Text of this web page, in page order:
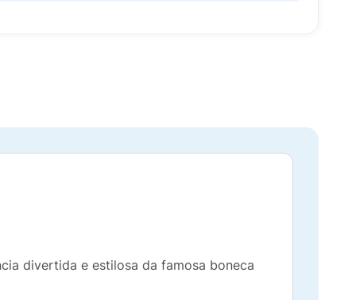
divertida e estilosa da famosa boneca